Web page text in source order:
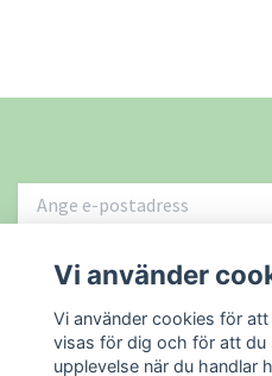
Läs mer
Vi använder
Vi använder cookies för
visas för dig och för att du
upplevelse när du handlar